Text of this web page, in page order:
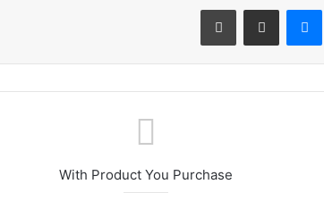
ماسنجر مشاركة عبر البريد طباعة
With Product You Purchase